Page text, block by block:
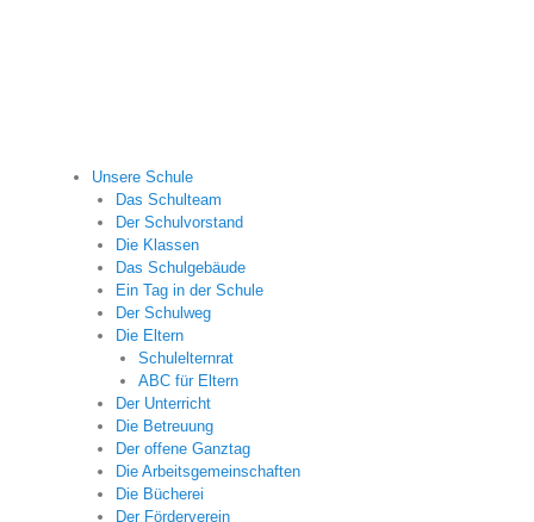
Unsere Schule
Das Schulteam
Der Schulvorstand
Die Klassen
Das Schulgebäude
Ein Tag in der Schule
Der Schulweg
Die Eltern
Schulelternrat
ABC für Eltern
Der Unterricht
Die Betreuung
Der offene Ganztag
Die Arbeitsgemeinschaften
Die Bücherei
Der Förderverein